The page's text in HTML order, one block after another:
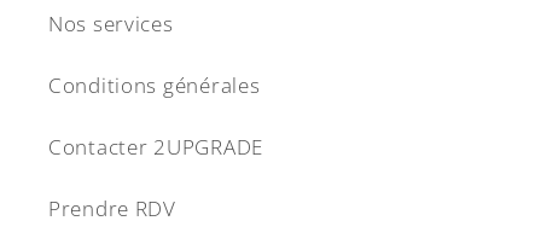
Nos services
Conditions générales
Contacter 2UPGRADE
Prendre RDV